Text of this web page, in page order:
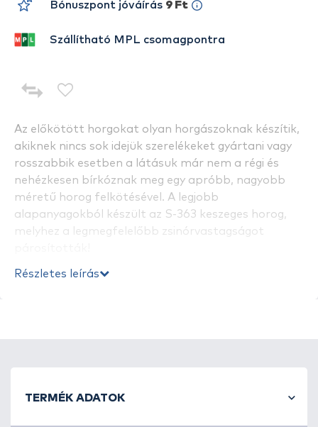
Az előkötött horgokat olyan horgászoknak készítik,
akiknek nincs sok idejük szerelékeket gyártani vagy
rosszabbik esetben a látásuk már nem a régi és
nehézkesen bírkóznak meg egy apróbb, nagyobb
méretű horog felkötésével. A legjobb
alapanyagokból készült az S-363 keszeges horog,
melyhez a legmegfelelőbb zsinórvastagságot
Részletes leírás
Bónuszpont jóváírás 9 Ft
Szállítható MPL csomagpontra
TERMÉK ADATOK